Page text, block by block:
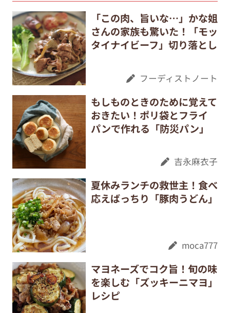
「この肉、旨いな…」かな姐
さんの家族も驚いた！「モッ
タイナイビーフ」切り落とし
フーディストノート
もしものときのために覚えて
おきたい！ポリ袋とフライ
パンで作れる「防災パン」
吉永麻衣子
夏休みランチの救世主！食べ
応えばっちり「豚肉うどん」
moca777
マヨネーズでコク旨！旬の味
を楽しむ「ズッキーニマヨ」
レシピ